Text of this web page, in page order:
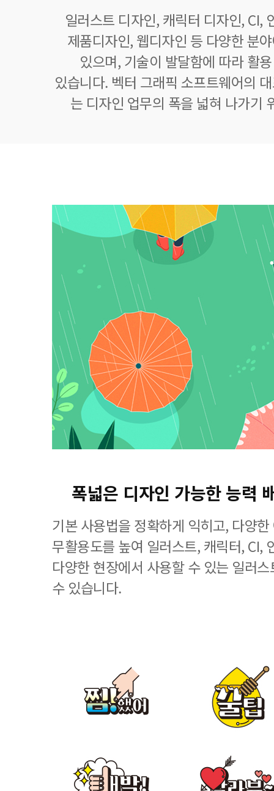
일러스트 디자인, 캐릭터 디자인, CI,
제품디자인, 웹디자인 등 다양한 분
있으며, 기술이 발달함에 따라 활
있습니다. 벡터 그래픽 소프트웨어의
는 디자인 업무의 폭을 넓혀 나가기
폭넓은 디자인 가능한 능력
기본 사용법을 정확하게 익히고, 다양
무활용도를 높여 일러스트, 캐릭터, CI,
다양한 현장에서 사용할 수 있는 일러
수 있습니다.